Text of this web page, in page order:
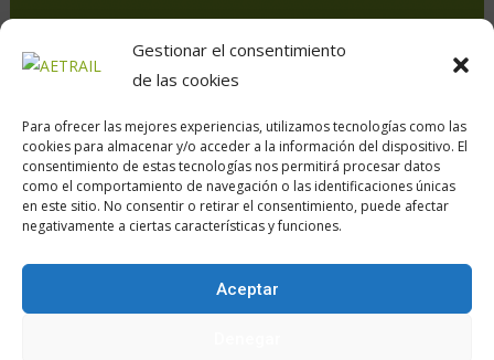
Gestionar el consentimiento
de las cookies
Para ofrecer las mejores experiencias, utilizamos tecnologías como las
cookies para almacenar y/o acceder a la información del dispositivo. El
consentimiento de estas tecnologías nos permitirá procesar datos
como el comportamiento de navegación o las identificaciones únicas
en este sitio. No consentir o retirar el consentimiento, puede afectar
negativamente a ciertas características y funciones.
Aceptar
Calle Daoiz, 12, Madrid